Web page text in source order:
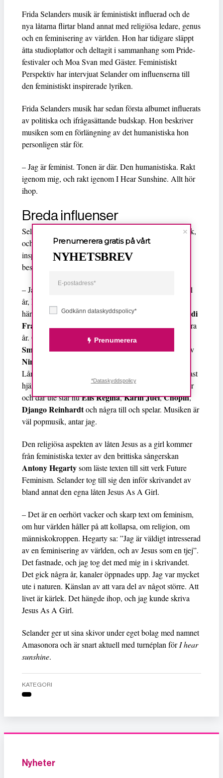
Frida Selanders musik är feministiskt influerad och de
nya låtarna flirtar bland annat med religiösa ledare, genus
och en feminisering av världen. Hon har tidigare släppt
åtta studioplattor och deltagit i sammanhang som Pride-
festivaler och Moa Svan med Gäster. Feministiskt
Perspektiv har intervjuat Selander om influenserna till
den feministiskt inspirerade lyriken.
Frida Selanders musik har sedan första albumet influerats
av politiska och ifrågasättande budskap. Hon beskriver
musiken som en förlängning av det humanistiska hon
personligen står för.
– Jag är feminist. Tonen är där. Den humanistiska. Rakt
igenom mig, och rakt igenom I Hear Sunshine. Allt hör
ihop.
Breda influenser
Selander beskriver breda influenser i sin akustiska lyrik,
och att hon på senare år öppnat upp för allt fler
inspirationskällor i den nya musiken som hon själv
beskriver som pop.
– Jag började med att härma
när jag var 11
år, hela grejen med munspel och allt. Som 14-åring
härmade jagKurt Cobain. På gymnasiet var det
Ani di
Franco
Neil Young i några
år. Gled in på bluesen, fastnade i ett riff. Så kom
Smith
och knockade mig. Strax efter blev jag besatt av
Nina Simone
Långsamt smög sig
in, och la sig närmast
hjärtat. Alla är kvar, men nu har jag öppnat mitt fönster
och där ute står nuElis Regina,Karin Juel,Chopin,
Django Reinhardtoch några till och spelar. Musiken är
väl popmusik, antar jag.
Den religiösa aspekten av låten Jesus as a girl kommer
från feministiska texter av den brittiska sångerskan
Antony Hegartysom läste texten till sitt verk Future
Feminism. Selander tog till sig den inför skrivandet av
bland annat den egna låten Jesus As A Girl.
– Det är en oerhört vacker och skarp text om feminism,
om hur världen håller på att kollapsa, om religion, om
människokroppen. Hegarty sa: ”Jag är väldigt intresserad
av en feminisering av världen, och av Jesus som en tjej”.
Det fastnade, och jag tog det med mig in i skrivandet.
Det gick några år, kanaler öppnades upp. Jag var mycket
ute i naturen. Känslan av att vara del av något större. Att
livet är kärlek. Det hängde ihop, och jag kunde skriva
Jesus As A Girl.
Selander ger ut sina skivor under eget bolag med namnet
Amasonora och är snart aktuell med turnéplan förI hear
sunshine.
KATEGORI
Nyheter
Godkänn dataskyddspolicy*
Prenumerera
Prenumerera gratis på vårt
NYHETSBREV
*Dataskyddspolicy